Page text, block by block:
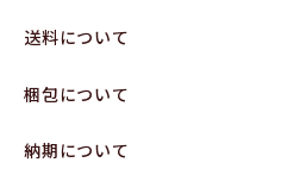
送料について
梱包について
納期について